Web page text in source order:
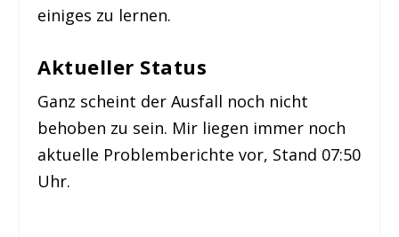
einiges zu lernen.
Aktueller Status
Ganz scheint der Ausfall noch nicht
behoben zu sein. Mir liegen immer noch
aktuelle Problemberichte vor, Stand 07:50
Uhr.